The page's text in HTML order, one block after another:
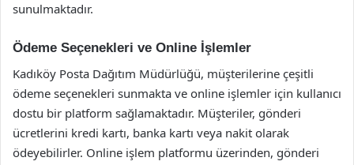
sunulmaktadır.
Ödeme Seçenekleri ve Online İşlemler
Kadıköy Posta Dağıtım Müdürlüğü, müşterilerine çeşitli
ödeme seçenekleri sunmakta ve online işlemler için kullanıcı
dostu bir platform sağlamaktadır. Müşteriler, gönderi
ücretlerini kredi kartı, banka kartı veya nakit olarak
ödeyebilirler. Online işlem platformu üzerinden, gönderi